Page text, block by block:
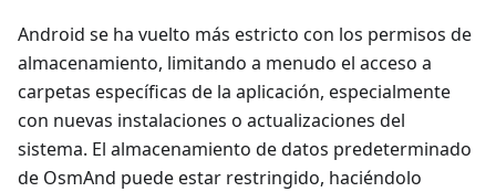
Android se ha vuelto más estricto con los permisos de
almacenamiento, limitando a menudo el acceso a
carpetas específicas de la aplicación, especialmente
con nuevas instalaciones o actualizaciones del
sistema. El almacenamiento de datos predeterminado
de OsmAnd puede estar restringido, haciéndolo